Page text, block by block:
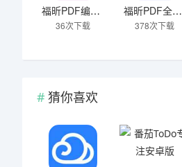
福昕PDF编辑器
36次下载
福昕PDF全能王安卓版
378次下载
猜你喜欢